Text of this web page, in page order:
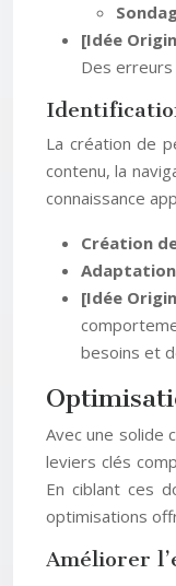
[Idée
Des
La création de
contenu, la
connaissance
Création
[Idée
besoins et
Avec une solide
leviers clés
En ciblant ces
optimisations
Améliorer